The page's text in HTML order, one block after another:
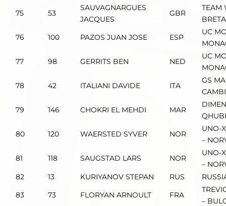
75
53
SAUVAGNARGUES
JACQUES
GBR
TEAM
76
100 PAZOS JUAN JOSE ESP
UC
77
98 GERRITS BEN NED
UC
78
42 ITALIANI DAVIDE ITA
GS
79
146 CHOKRI EL MEHDI MAR
80
120 WAERSTED SYVER NOR
UNO-
–
81
118 SAUGSTAD LARS NOR
UNO-
–
82
13 KURIYANOV STEPAN RUS
83
73 FLORYAN ARNOULT FRA
–